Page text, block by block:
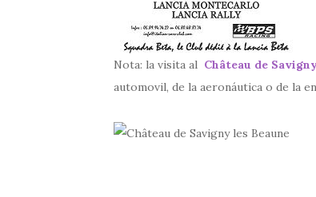
Nota: la visita al Château de
automovil, de la aeronáutica o de la